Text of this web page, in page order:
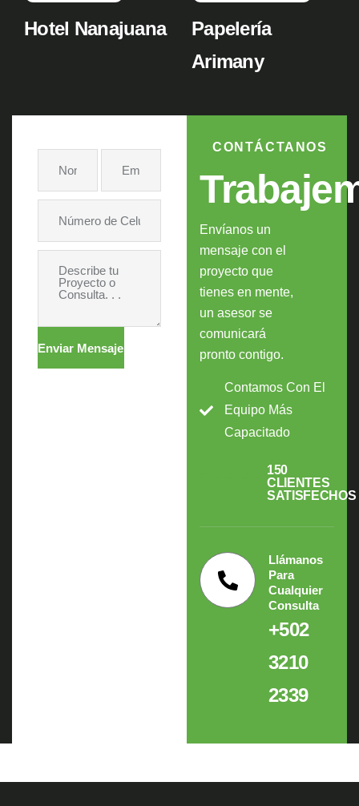
Hotel Nanajuana
Papelería
Arimany
Enviar Mensaje
CONTÁCTANOS
Envíanos un
mensaje con el
proyecto que
tienes en mente,
un asesor se
comunicará
pronto contigo.
Contamos Con El
Equipo Más
Capacitado
150
CLIENTES
SATISFECHOS
Llámanos
Para
Cualquier
Consulta
+502
3210
2339